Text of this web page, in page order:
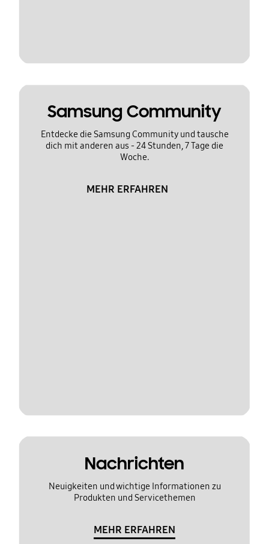
Samsung Community
Entdecke die Samsung Community und tausche
dich mit anderen aus - 24 Stunden, 7 Tage die
Woche.
MEHR ERFAHREN
Nachrichten
Neuigkeiten und wichtige Informationen zu
Produkten und Servicethemen
MEHR ERFAHREN